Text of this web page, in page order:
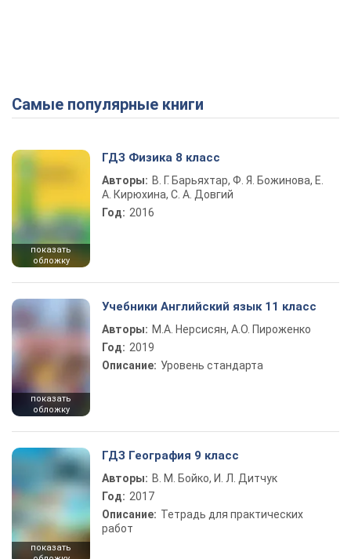
Самые популярные книги
показать
обложку
ГДЗ Физика 8 класс
Авторы: В. Г. Барьяхтар, Ф. Я. Божинова, Е.
А. Кирюхина, С. А. Довгий
Год: 2016
показать
обложку
Учебники Английский язык 11 класс
Авторы: М.А. Нерсисян, А.О. Пироженко
Год: 2019
Описание: Уровень стандарта
показать
ГДЗ География 9 класс
Авторы: В. М. Бойко, И. Л. Дитчук
Год: 2017
Описание: Тетрадь для практических
работ